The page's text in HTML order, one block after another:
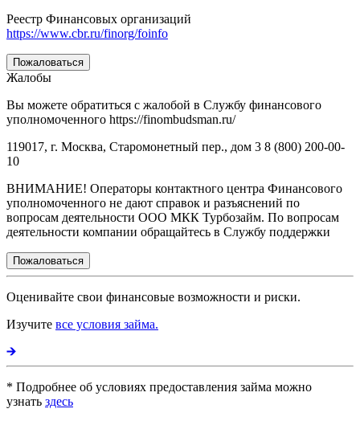
Реестр Финансовых организаций
https://www.cbr.ru/finorg/foinfo
Пожаловаться
Жалобы
Вы можете обратиться с жалобой в Службу финансового
уполномоченного https://finombudsman.ru/
119017, г. Москва, Старомонетный пер., дом 3 8 (800) 200-00-
10
ВНИМАНИЕ! Операторы контактного центра Финансового
уполномоченного не дают справок и разъяснений по
вопросам деятельности ООО МКК Турбозайм. По вопросам
деятельности компании обращайтесь в Службу поддержки
Пожаловаться
Оценивайте свои финансовые возможности и риски.
Изучите все условия займа.
* Подробнее об условиях предоставления займа можно
узнать здесь